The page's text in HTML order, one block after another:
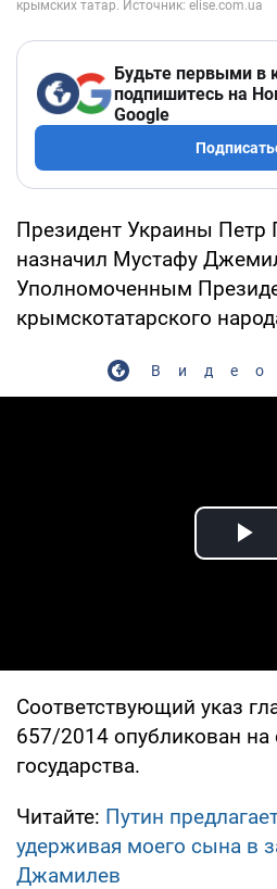
Будьте первыми в
подпишитесь на
Google
Президент Украины Петр
назначил Мустафу
Уполномоченным
крымскотатарского
Соответствующий указ
657/2014 опубликован на
государства.
Читайте: Путин
удерживая моего сына в
Джамилев